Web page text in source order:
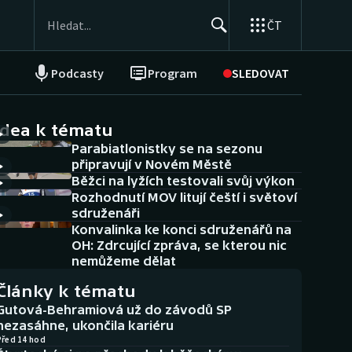
ČT
Podcasty Program SLEDOVAT
NEPŘEHLÉDNĚTE
Historické návraty
Aplikace ČT sport
AZ kvíz
k tématu
Parabiatlonistky se na sezonu
připravují v Novém Městě
Běžci na lyžích testovali svůj výkon
Rozhodnutí MOV litují čeští i světoví
sdruženáři
Konvalinka ke konci sdruženářů na
OH: Zdrcující zpráva, se kterou nic
nemůžeme dělat
k tématu
Behramiová už do závodů SP
ukončila kariéru
14 hod